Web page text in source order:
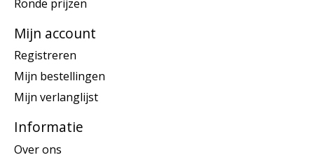
Ronde prijzen
Mijn account
Registreren
Mijn bestellingen
Mijn verlanglijst
Informatie
Over ons